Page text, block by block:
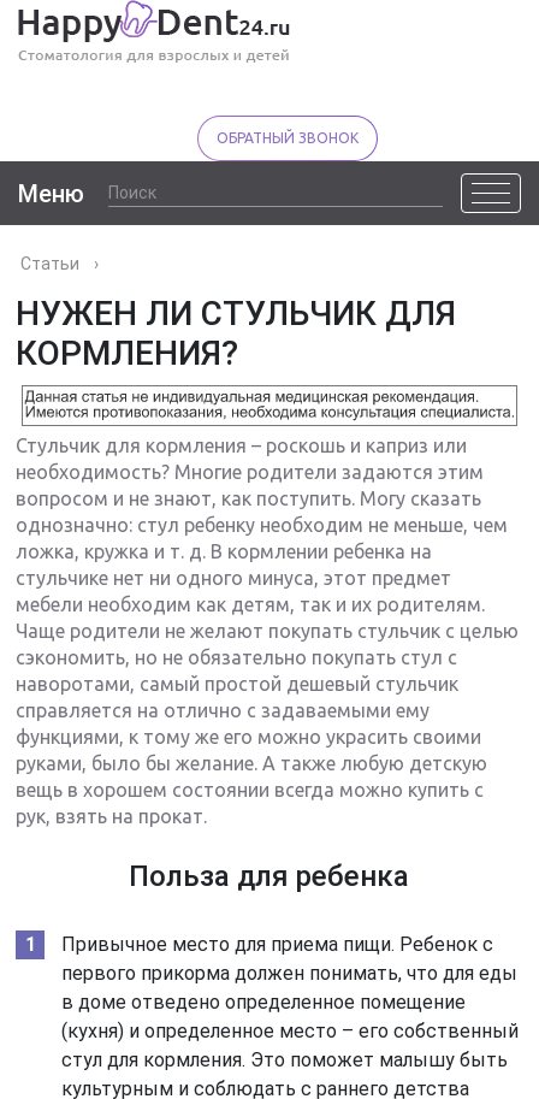
ОБРАТНЫЙ ЗВОНОК
Меню
Статьи ›
НУЖЕН ЛИ СТУЛЬЧИК ДЛЯ
КОРМЛЕНИЯ?
Стульчик для кормления – роскошь и каприз или
необходимость? Многие родители задаются этим
вопросом и не знают, как поступить. Могу сказать
однозначно: стул ребенку необходим не меньше, чем
ложка, кружка и т. д. В кормлении ребенка на
стульчике нет ни одного минуса, этот предмет
мебели необходим как детям, так и их родителям.
Чаще родители не желают покупать стульчик с целью
сэкономить, но не обязательно покупать стул с
наворотами, самый простой дешевый стульчик
справляется на отлично с задаваемыми ему
функциями, к тому же его можно украсить своими
руками, было бы желание. А также любую детскую
вещь в хорошем состоянии всегда можно купить с
рук, взять на прокат.
Польза для ребенка
Привычное место для приема пищи. Ребенок с
первого прикорма должен понимать, что для еды
в доме отведено определенное помещение
(кухня) и определенное место – его собственный
стул для кормления. Это поможет малышу быть
культурным и соблюдать с раннего детства